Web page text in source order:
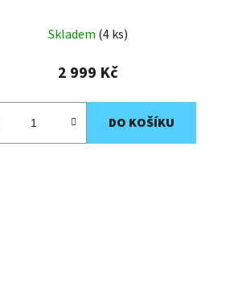
Skladem (4 ks)
2 999 Kč
DO KOŠÍKU